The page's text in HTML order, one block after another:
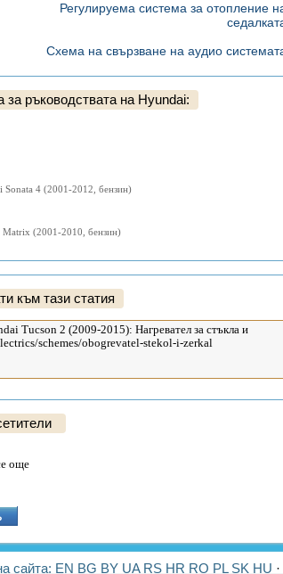
Регулируема система за отопление
Схема на свързване на аудио
за ръководствата на Hyundai:
Sonata 4 (2001-2012, бензин)
Matrix (2001-2010, бензин)
към тази статия
още
сайта: EN BG BY UA RS HR RO PL SK HU ·